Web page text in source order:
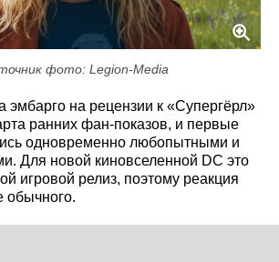
фото: Legion-Media
эмбарго на рецензии к «Супергёрл»
ранних фан-показов, и первые
одновременно любопытными и
Для новой киновселенной DC это
игровой релиз, поэтому реакция
обычного.